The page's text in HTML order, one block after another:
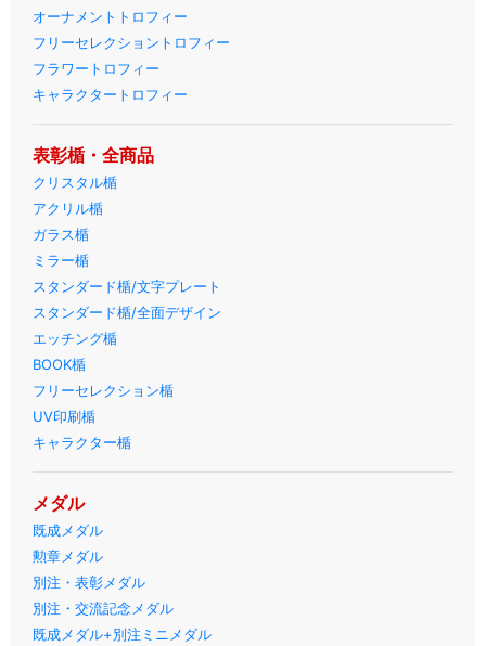
オーナメントトロフィー
フリーセレクショントロフィー
フラワートロフィー
キャラクタートロフィー
表彰楯・全商品
クリスタル楯
アクリル楯
ガラス楯
ミラー楯
スタンダード楯/文字プレート
スタンダード楯/全面デザイン
エッチング楯
BOOK楯
フリーセレクション楯
UV印刷楯
キャラクター楯
メダル
既成メダル
勲章メダル
別注・表彰メダル
別注・交流記念メダル
既成メダル+別注ミニメダル